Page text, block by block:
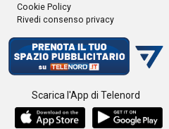
Cookie Policy
Rivedi consenso privacy
Scarica l'App di Telenord